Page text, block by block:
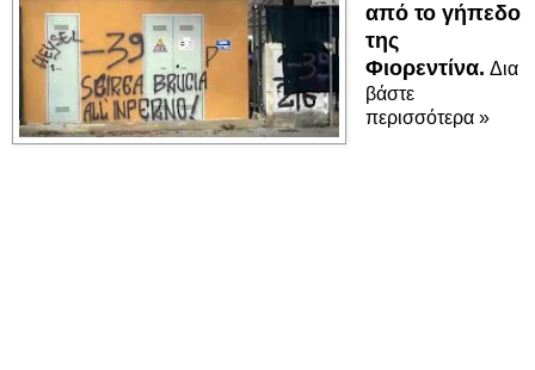
από το γήπεδο
της
Φιορεντίνα. Δια
βάστε
περισσότερα »